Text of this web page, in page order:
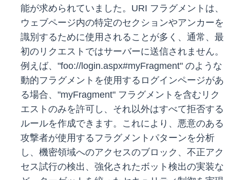
能が求められていました。URI フラグメントは、
ウェブページ内の特定のセクションやアンカーを
識別するために使用されることが多く、通常、最
初のリクエストではサーバーに送信されません。
例えば、"foo://login.aspx#myFragment" のような
動的フラグメントを使用するログインページがあ
る場合、"myFragment" フラグメントを含むリク
エストのみを許可し、それ以外はすべて拒否する
ルールを作成できます。これにより、悪意のある
攻撃者が使用するフラグメントパターンを分析
し、機密領域へのアクセスのブロック、不正アク
セス試行の検出、強化されたボット検出の実装な